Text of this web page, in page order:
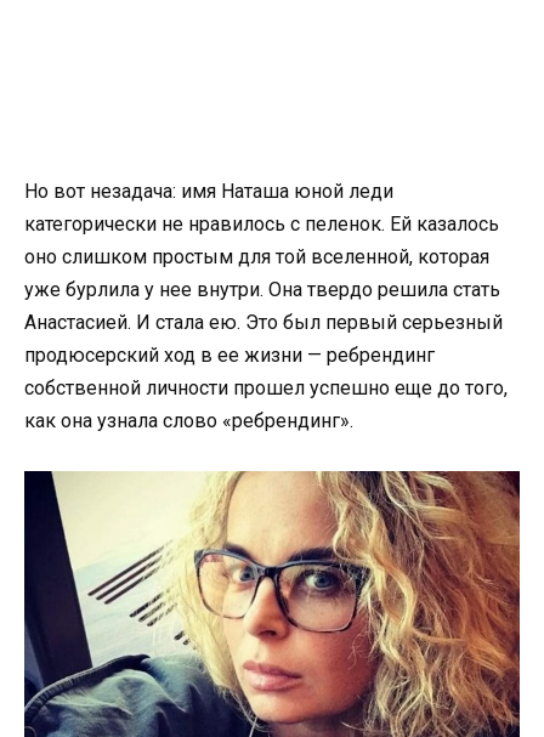
Но вот незадача: имя Наташа юной леди
категорически не нравилось с пеленок. Ей казалось
оно слишком простым для той вселенной, которая
уже бурлила у нее внутри. Она твердо решила стать
Анастасией. И стала ею. Это был первый серьезный
продюсерский ход в ее жизни — ребрендинг
собственной личности прошел успешно еще до того,
как она узнала слово «ребрендинг».